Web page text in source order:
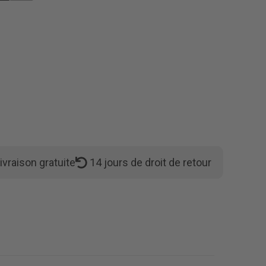
gratuite 14 jours de droit de retour